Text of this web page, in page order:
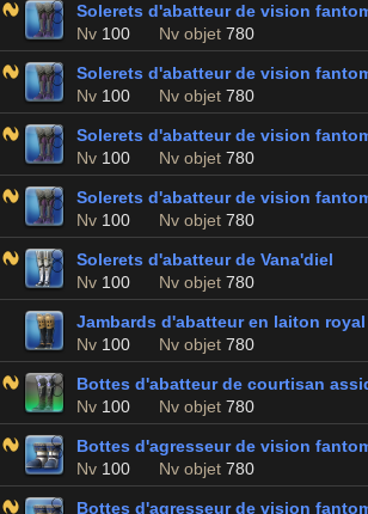
Solerets d'abatteur de vision
Nv 100 Nv objet 780
Solerets d'abatteur de vision
Nv 100 Nv objet 780
Solerets d'abatteur de vision
Nv 100 Nv objet 780
Solerets d'abatteur de vision
Nv 100 Nv objet 780
Solerets d'abatteur de Vana'diel
Nv 100 Nv objet 780
Jambards d'abatteur en laiton royal
Nv 100 Nv objet 780
Bottes d'abatteur de courtisan
Nv 100 Nv objet 780
Bottes d'agresseur de vision
Nv 100 Nv objet 780
Bottes d'agresseur de vision